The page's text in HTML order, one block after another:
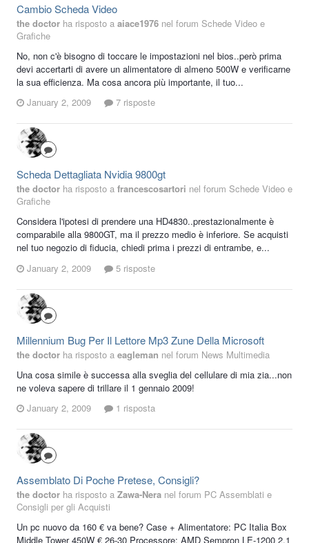
Cambio Scheda Video
the doctor ha risposto a aiace1976 nel forum Schede Video e
Grafiche
No, non c'è bisogno di toccare le impostazioni nel bios..però prima
devi accertarti di avere un alimentatore di almeno 500W e verificarne
la sua efficienza. Ma cosa ancora più importante, il tuo...
January 2, 2009
7 risposte
Scheda Dettagliata Nvidia 9800gt
the doctor ha risposto a francescosartori nel forum Schede Video e
Grafiche
Considera l'ipotesi di prendere una HD4830..prestazionalmente è
comparabile alla 9800GT, ma il prezzo medio è inferiore. Se acquisti
nel tuo negozio di fiducia, chiedi prima i prezzi di entrambe, e...
January 2, 2009
5 risposte
Millennium Bug Per Il Lettore Mp3 Zune Della Microsoft
the doctor ha risposto a eagleman nel forum News Multimedia
Una cosa simile è successa alla sveglia del cellulare di mia zia...non
ne voleva sapere di trillare il 1 gennaio 2009!
January 2, 2009
1 risposta
Assemblato Di Poche Pretese, Consigli?
the doctor ha risposto a Zawa-Nera nel forum PC Assemblati e
Consigli per gli Acquisti
Un pc nuovo da 160 € va bene? Case + Alimentatore: PC Italia Box
Middle Tower 450W € 26-30 Processore: AMD Sempron LE-1200 2,1